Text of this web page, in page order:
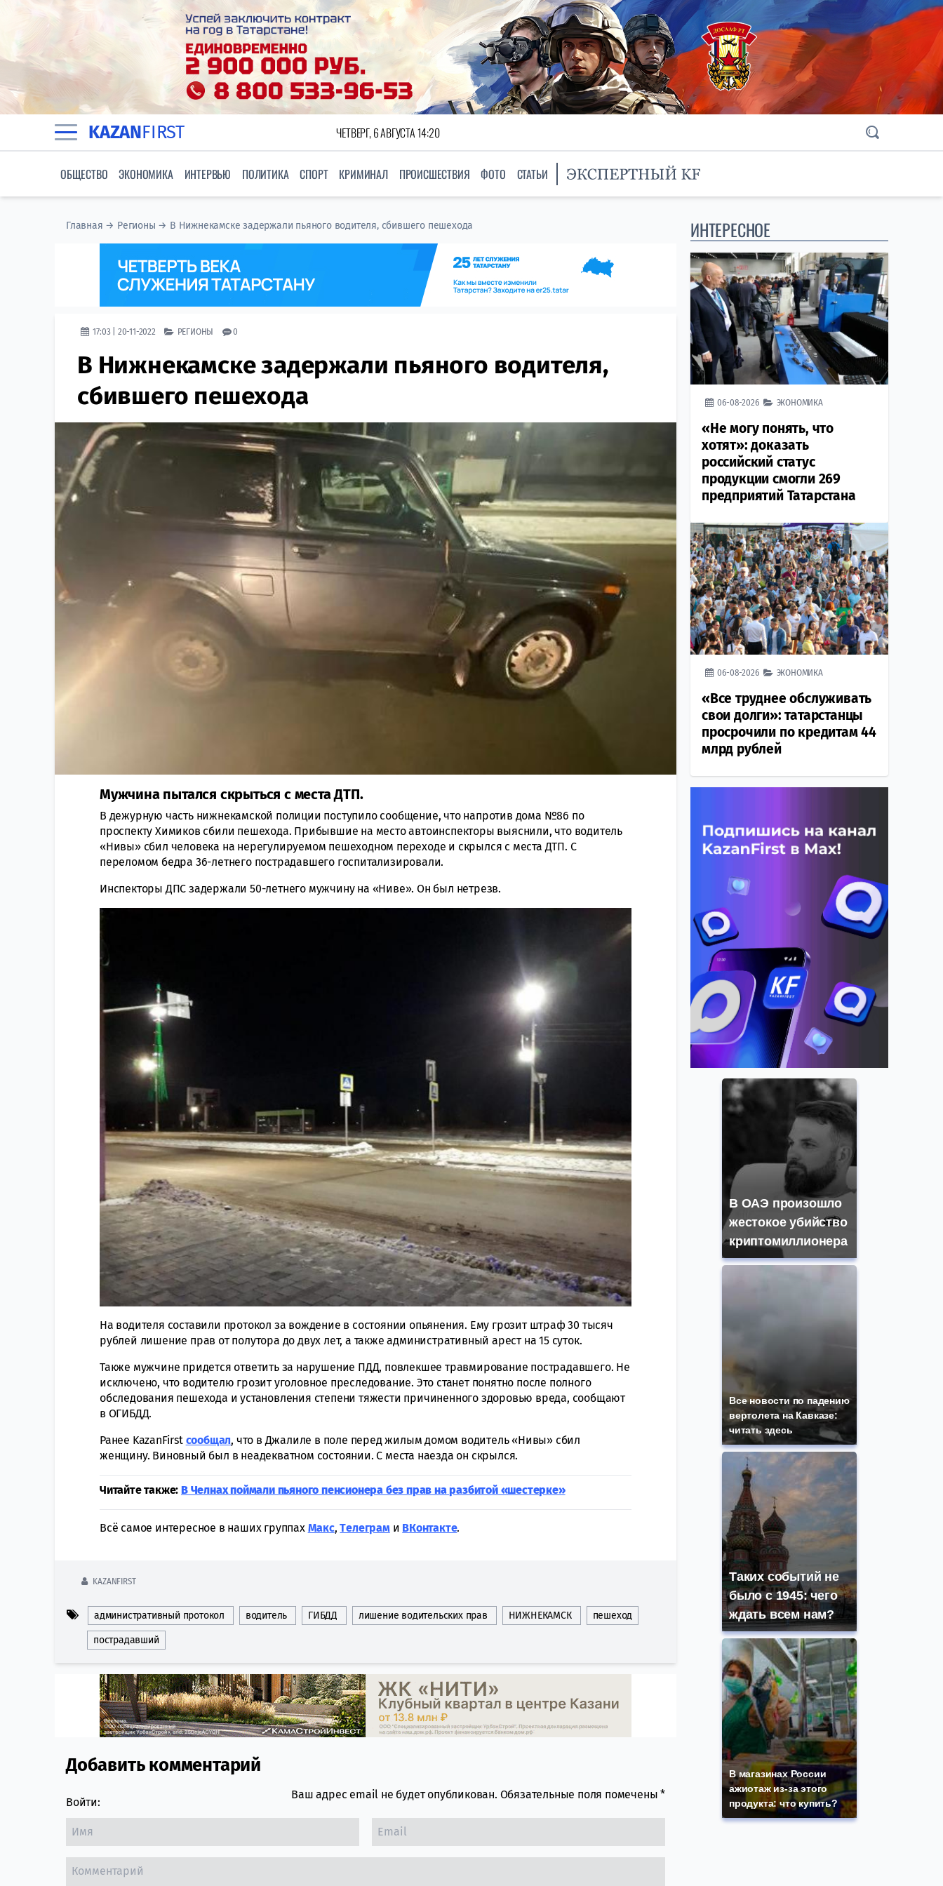
KAZANFIRST ЧЕТВЕРГ, 6 АВГУСТА 14:20
ОБЩЕСТВО ЭКОНОМИКА ИНТЕРВЬЮ ПОЛИТИКА СПОРТ КРИМИНАЛ ПРОИСШЕСТВИЯ ФОТО СТАТЬИ
Главная → Регионы → В Нижнекамске задержали пьяного водителя, сбившего пешехода
17:03 | 20-11-2022 РЕГИОНЫ 0
В Нижнекамске задержали пьяного водителя,
сбившего пешехода
Мужчина пытался скрыться с места ДТП.
В дежурную часть нижнекамской полиции поступило сообщение, что напротив дома №86 по
проспекту Химиков сбили пешехода. Прибывшие на место автоинспекторы выяснили, что водитель
«Нивы» сбил человека на нерегулируемом пешеходном переходе и скрылся с места ДТП. С
переломом бедра 36-летнего пострадавшего госпитализировали.
Инспекторы ДПС задержали 50-летнего мужчину на «Ниве». Он был нетрезв.
На водителя составили протокол за вождение в состоянии опьянения. Ему грозит штраф 30 тысяч
рублей лишение прав от полутора до двух лет, а также административный арест на 15 суток.
Также мужчине придется ответить за нарушение ПДД, повлекшее травмирование пострадавшего. Не
исключено, что водителю грозит уголовное преследование. Это станет понятно после полного
обследования пешехода и установления степени тяжести причиненного здоровью вреда, сообщают
в ОГИБДД.
Ранее KazanFirst сообщал, что в Джалиле в поле перед жилым домом водитель «Нивы» сбил
женщину. Виновный был в неадекватном состоянии. С места наезда он скрылся.
Читайте также: В Челнах поймали пьяного пенсионера без прав на разбитой «шестерке»
Всё самое интересное в наших группах Макс,Tелеграми ВКонтакте.
KAZANFIRST
административный протокол водитель ГИБДД лишение водительских прав НИЖНЕКАМСК пешеход
пострадавший
Comment section
Добавить комментарий
Войти:
Ваш адрес email не будет опубликован. Обязательные поля помечены*
ИНТЕРЕСНОЕ
06-08-2026 ЭКОНОМИКА
«Не могу понять, что
хотят»: доказать
российский статус
продукции смогли 269
предприятий Татарстана
06-08-2026 ЭКОНОМИКА
«Все труднее обслуживать
свои долги»: татарстанцы
просрочили по кредитам 44
млрд рублей
В ОАЭ произошло
жестокое убийство
криптомиллионера
Все новости по падению
вертолета на Кавказе:
читать здесь
Таких событий не
было с 1945: чего
ждать всем нам?
В магазинах России
ажиотаж из-за этого
продукта: что купить?